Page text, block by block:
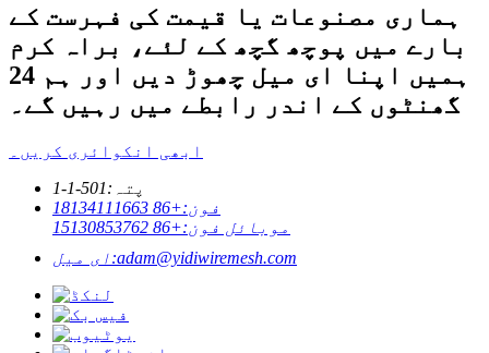
ہماری مصنوعات یا قیمت کی فہرست کے
بارے میں پوچھ گچھ کے لئے، براہ کرم
ہمیں اپنا ای میل چھوڑ دیں اور ہم 24
گھنٹوں کے اندر رابطے میں رہیں گے۔
ابھی انکوائری کریں۔
پتہ:501-1-1
فون:+86 18134111663
موبائل فون:+86 15130853762
ای میل:adam@yidiwiremesh.com